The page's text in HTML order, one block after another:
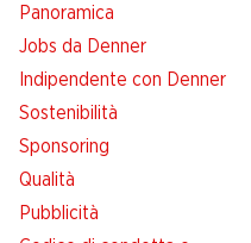
Panoramica
Jobs da Denner
Indipendente con Denner
Sostenibilità
Sponsoring
Qualità
Pubblicità